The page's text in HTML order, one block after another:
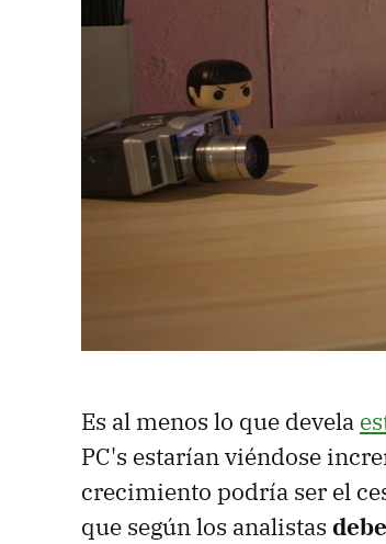
Es al menos lo que devela
PC's estarían viéndose
crecimiento podría ser el
que según los analistas